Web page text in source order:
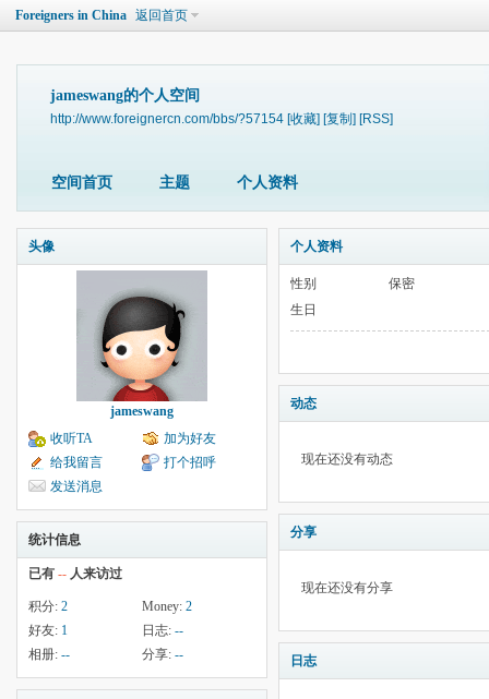
Foreigners in China 返回首页
jameswang的个人空间
http://www.foreignercn.com/bbs/?57154 [收藏] [复制] [RSS]
空间首页 主题 个人资料
头像
jameswang
收听TA
加为好友
给我留言
打个招呼
发送消息
统计信息
已有 -- 人来访过
积分: 2 Money: 2
好友: 1 日志: --
相册: -- 分享: --
个人资料
性别
保密
生日
动态
现在还没有动态
分享
现在还没有分享
日志